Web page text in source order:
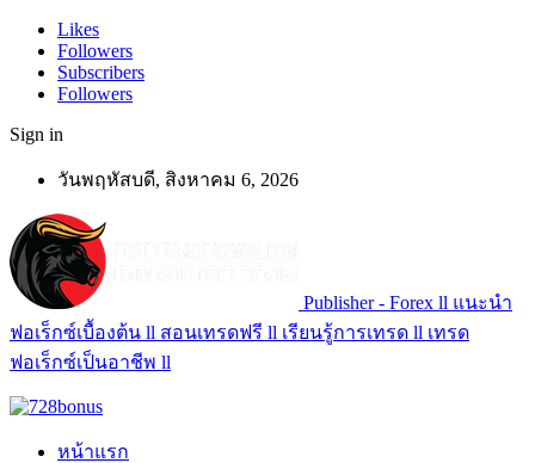
Likes
Followers
Subscribers
Followers
Sign in
วันพฤหัสบดี, สิงหาคม 6, 2026
Publisher - Forex ll แนะนำ
ฟอเร็กซ์เบื้องต้น ll สอนเทรดฟรี ll เรียนรู้การเทรด ll เทรด
ฟอเร็กซ์เป็นอาชีพ ll
หน้าแรก